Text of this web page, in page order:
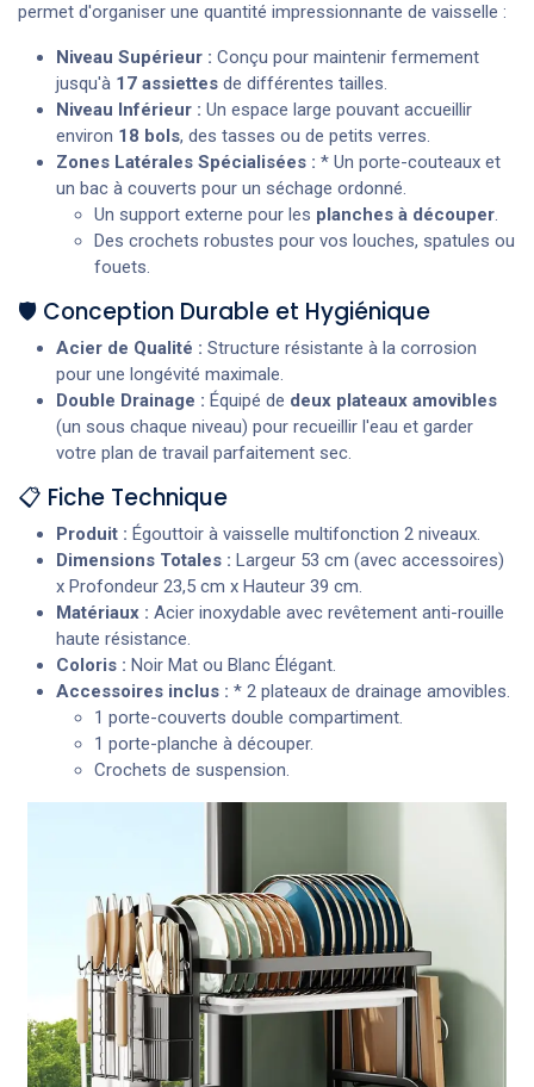
permet d'organiser une quantité impressionnante de vaisselle :
Niveau Supérieur : Conçu pour maintenir fermement
jusqu'à 17 assiettes de différentes tailles.
Niveau Inférieur : Un espace large pouvant accueillir
environ 18 bols, des tasses ou de petits verres.
Zones Latérales Spécialisées : * Un porte-couteaux et
un bac à couverts pour un séchage ordonné.
Un support externe pour les planches à découper.
Des crochets robustes pour vos louches, spatules ou
fouets.
🛡️ Conception Durable et Hygiénique
Acier de Qualité : Structure résistante à la corrosion
pour une longévité maximale.
Double Drainage : Équipé de deux plateaux amovibles
(un sous chaque niveau) pour recueillir l'eau et garder
votre plan de travail parfaitement sec.
📋 Fiche Technique
Produit : Égouttoir à vaisselle multifonction 2 niveaux.
Dimensions Totales : Largeur 53 cm (avec accessoires)
x Profondeur 23,5 cm x Hauteur 39 cm.
Matériaux : Acier inoxydable avec revêtement anti-rouille
haute résistance.
Coloris : Noir Mat ou Blanc Élégant.
Accessoires inclus : * 2 plateaux de drainage amovibles.
1 porte-couverts double compartiment.
1 porte-planche à découper.
Crochets de suspension.